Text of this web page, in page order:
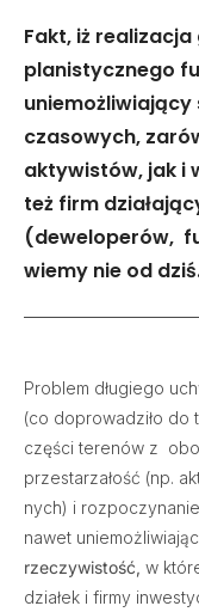
Fakt, iż
planistycznego
uniemożliwiający
czasowych,
aktywistów, jak i
też firm
(deweloperów,
wiemy nie od
Problem długiego
(co doprowadziło do
części terenów z
przestarzałość (np.
nych) i
nawet
rzeczywistość, w
działek i firmy